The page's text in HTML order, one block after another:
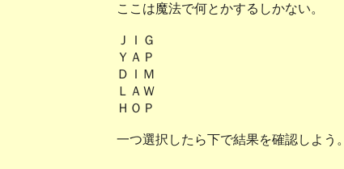
ここは魔法で何とかするしかない。
ＪＩＧ
ＹＡＰ
ＤＩＭ
ＬＡＷ
ＨＯＰ
一つ選択したら下で結果を確認しよう。